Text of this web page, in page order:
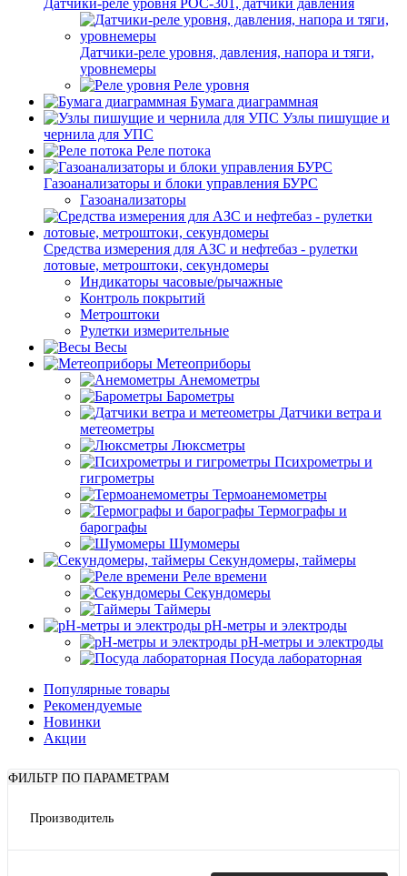
Датчики-реле уровня РОС-301, датчики давления
Датчики-реле уровня, давления, напора и тяги,
уровнемеры
Реле уровня
Бумага диаграммная
Узлы пишущие и
чернила для УПС
Реле потока
Газоанализаторы и блоки управления БУРС
Газоанализаторы
Средства измерения для АЗС и нефтебаз - рулетки
лотовые, метроштоки, секундомеры
Индикаторы часовые/рычажные
Контроль покрытий
Метроштоки
Рулетки измерительные
Весы
Метеоприборы
Анемометры
Барометры
Датчики ветра и
метеометры
Люксметры
Психрометры и
гигрометры
Термоанемометры
Термографы и
барографы
Шумомеры
Секундомеры, таймеры
Реле времени
Секундомеры
Таймеры
pH-метры и электроды
pH-метры и электроды
Посуда лабораторная
Популярные товары
Рекомендуемые
Новинки
Акции
ФИЛЬТР ПО ПАРАМЕТРАМ
Производитель